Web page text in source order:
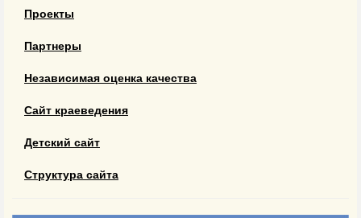
Проекты
Партнеры
Независимая оценка качества
Сайт краеведения
Детский сайт
Структура сайта